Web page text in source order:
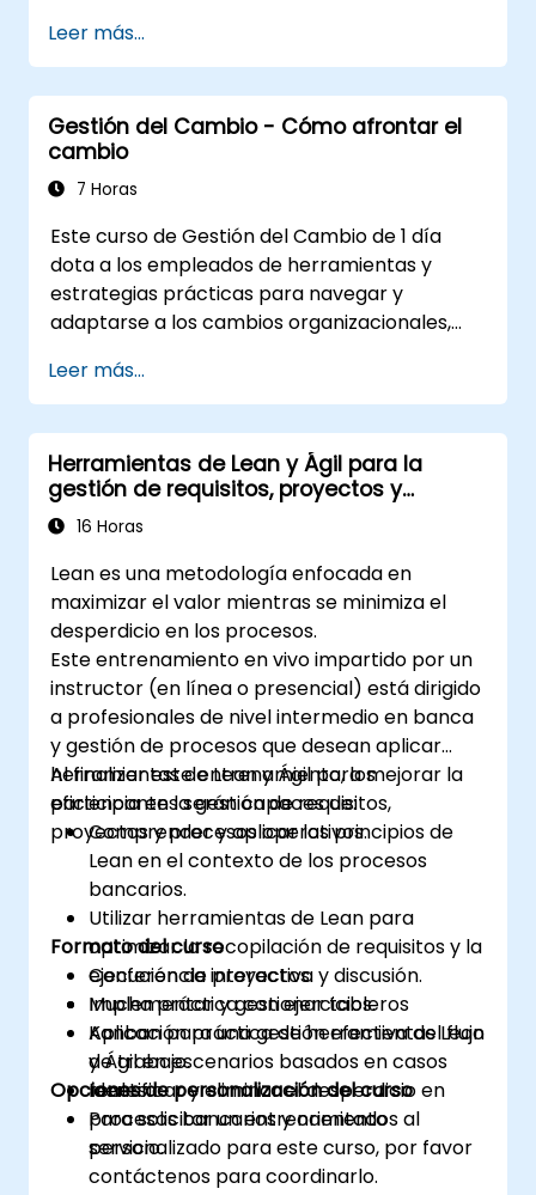
aspecto técnico como el humano del cambio,
asegurando que los participantes puedan
gestionar la resistencia, inspirar compromiso
y lograr una transformación sostenible. Al
combinar teoría, casos prácticos del mundo
real y ejercicios aplicados, los participantes
gestionar e incorporar el cambio dentro de
sus organizaciones.
Leer más...
Gestión del Cambio - Cómo afrontar el
cambio
7 Horas
Este curso de Gestión del Cambio de 1 día
dota a los empleados de herramientas y
estrategias prácticas para navegar y
adaptarse a los cambios organizacionales,
para tomar decisiones. La formación se
centra en comprender la naturaleza del
cambio, gestionar las reacciones personales
y del equipo y mantener la productividad y la
moral durante las transiciones. Los
participantes obtendrán conocimientos
personas, explorarán métodos para reducir la
resistencia y practicarán técnicas para
fortalecer la resiliencia con el fin de
prosperar en entornos laborales en
constante evolución. Al final del curso, los
participantes podrán aplicar los principios de
la gestión del cambio a sus propios roles,
mejorando tanto su adaptabilidad como su
contribución al éxito organizacional.
Leer más...
Herramientas de Lean y Ágil para la
gestión de requisitos, proyectos y
procesos bancarios
16 Horas
Lean es una metodología enfocada en
maximizar el valor mientras se minimiza el
desperdicio en los procesos.
Este entrenamiento en vivo impartido por un
instructor (en línea o presencial) está dirigido
a profesionales de nivel intermedio en banca
y gestión de procesos que desean aplicar
herramientas de Lean y Ágil para mejorar la
eficiencia en la gestión de requisitos,
proyectos y procesos operativos.
Al finalizar este entrenamiento, los
participantes serán capaces de:
Comprender y aplicar los principios de
Lean en el contexto de los procesos
bancarios.
Utilizar herramientas de Lean para
optimizar la recopilación de requisitos y la
ejecución de proyectos.
Implementar y gestionar tableros
Kanban para una gestión efectiva del flujo
de trabajo.
Identificar y eliminar el desperdicio en
procesos bancarios y orientados al
servicio.
Formato del curso
Conferencia interactiva y discusión.
Mucha práctica con ejercicios.
Aplicación práctica de herramientas Lean
y Ágil en escenarios basados en casos
reales.
Opciones de personalización del curso
Para solicitar un entrenamiento
personalizado para este curso, por favor
contáctenos para coordinarlo.